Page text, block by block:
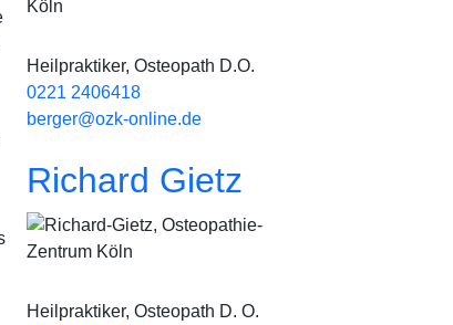
Heilpraktiker, Osteopath D.O.
0221 2406418
berger@ozk-online.de
Richard Gietz
Bild
Heilpraktiker, Osteopath D. O.